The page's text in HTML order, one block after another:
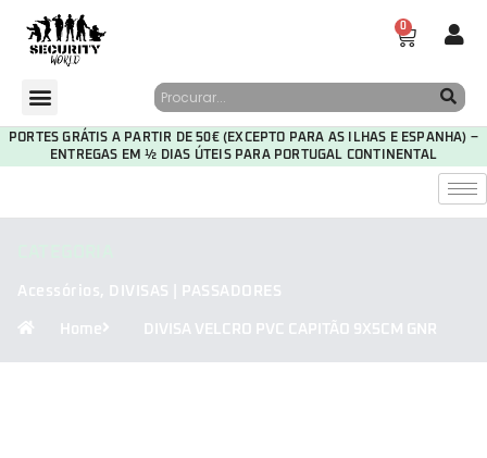
0
PORTES GRÁTIS A PARTIR DE 50€ (EXCEPTO PARA AS ILHAS E ESPANHA) –
ENTREGAS EM ½ DIAS ÚTEIS PARA PORTUGAL CONTINENTAL
Acessórios, DIVISAS | PASSADORES
Home DIVISA VELCRO PVC CAPITÃO 9X5CM GNR